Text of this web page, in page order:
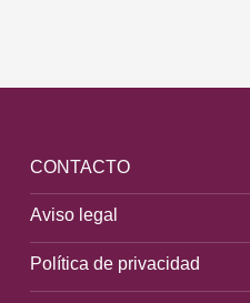
CONTACTO
Aviso legal
Política de privacidad